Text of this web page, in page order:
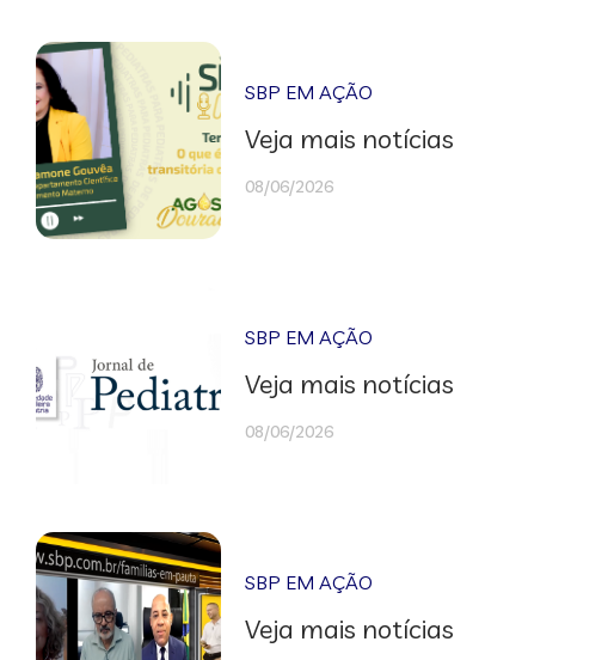
SBP EM AÇÃO
Veja mais notícias
08/06/2026
SBP EM AÇÃO
Veja mais notícias
08/06/2026
SBP EM AÇÃO
Veja mais notícias